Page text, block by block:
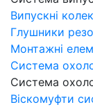
Випускні
Глушники
Монтажні
Система
Система
Віскомуфти